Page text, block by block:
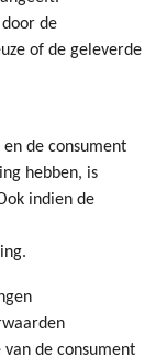
de
of de geleverde
de consument
hebben, is
indien de
de consument